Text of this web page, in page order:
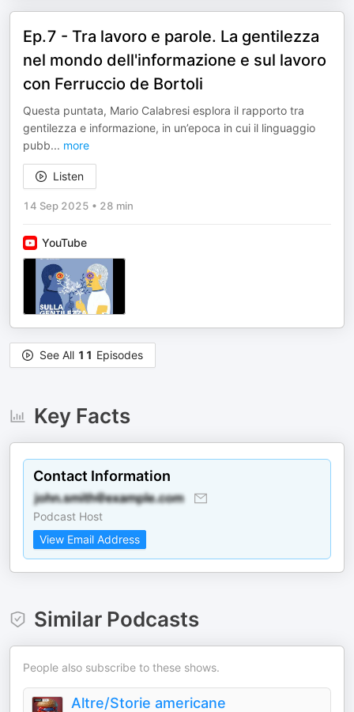
Ep.7 - Tra lavoro e parole. La gentilezza
nel mondo dell'informazione e sul lavoro
con Ferruccio de Bortoli
Questa puntata, Mario Calabresi esplora il rapporto tra
gentilezza e informazione, in un’epoca in cui il linguaggio
pubb... more
Listen
14 Sep 2025 • 28 min
YouTube
See All 11 Episodes
Key Facts
Contact Information
Podcast Host
View Email Address
Similar Podcasts
People also subscribe to these shows.
Altre/Storie americane